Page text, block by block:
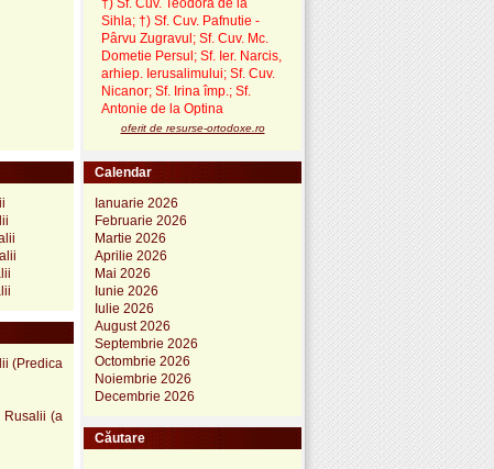
(Predica
Rusalii (a
†) Sf. Cuv. Teodora de la
Sihla; †) Sf. Cuv. Pafnutie -
Pârvu Zugravul ; Sf. Cuv. Mc.
Dometie Persul; Sf. Ier. Narcis,
arhiep. Ierusalimului; Sf. Cuv.
Nicanor; Sf. Irina împ.; Sf.
Antonie de la Optina
oferit de resurse-ortodoxe.ro
Calendar
Ianuarie 2026
Februarie 2026
Martie 2026
Aprilie 2026
Mai 2026
Iunie 2026
Iulie 2026
August 2026
Septembrie 2026
Octombrie 2026
Noiembrie 2026
Decembrie 2026
Căutare